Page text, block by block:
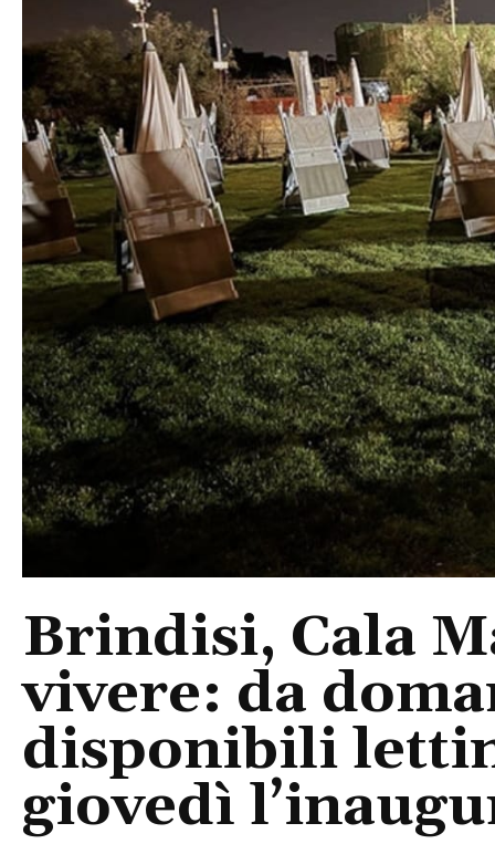
Brindisi, Cala
vivere: da
disponibili
giovedì